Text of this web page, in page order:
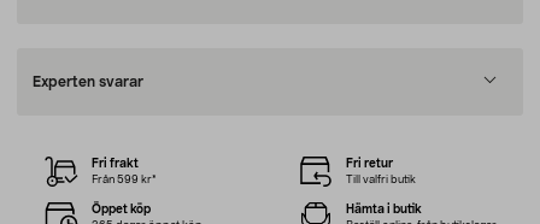
Experten svarar
Fri frakt
Från 599 kr*
Fri retur
Till valfri butik
Öppet köp Hämta i butik